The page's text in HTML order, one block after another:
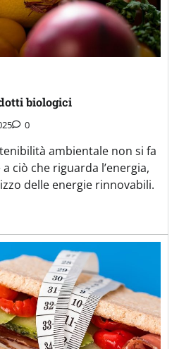
biologici
0
ambientale non si fa
ciò che riguarda l’energia,
delle energie rinnovabili.